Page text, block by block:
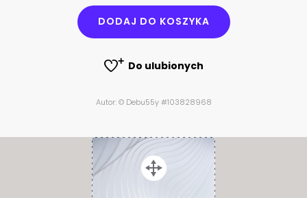
DODAJ DO KOSZYKA
Do ulubionych
Autor: © Debu55y #103828968